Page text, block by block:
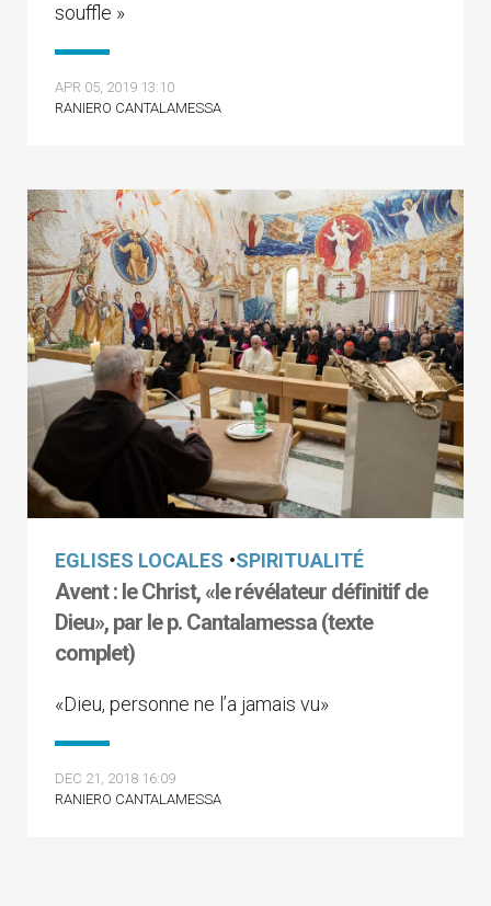
souffle »
APR 05, 2019 13:10
RANIERO CANTALAMESSA
EGLISES LOCALES •SPIRITUALITÉ
Avent : le Christ, «le révélateur définitif de
Dieu», par le p. Cantalamessa (texte
complet)
«Dieu, personne ne l’a jamais vu»
DEC 21, 2018 16:09
RANIERO CANTALAMESSA